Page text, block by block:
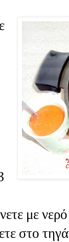
με νερό
στο